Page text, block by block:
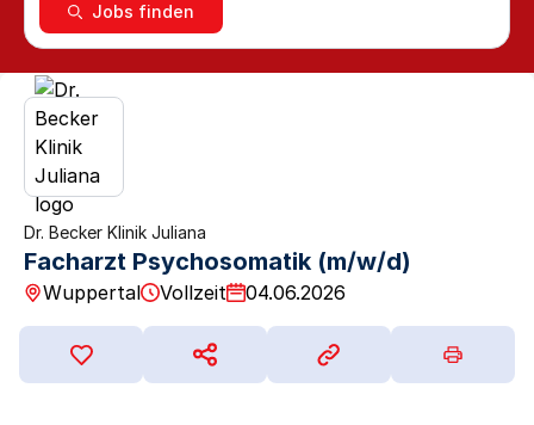
Jobs finden
Dr. Becker Klinik Juliana
Facharzt Psychosomatik (m/w/d)
Wuppertal Vollzeit 04.06.2026